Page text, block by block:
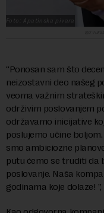
Foto: Apatinska pivara
“Ponosan sam što
neizostavni deo našeg
veoma važnim
održivim poslovanjem
održavamo inicijative
poslujemo učine
smo ambiciozne
putu ćemo se truditi da
poslovanje. Naša
godinama koje dolaze!